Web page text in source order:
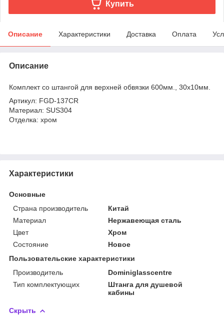
Купить
Описание Характеристики Доставка Оплата
Описание
Комплект со штангой для верхней обвязки 600мм., 30х10мм.
Артикул: FGD-137CR
Материал: SUS304
Отделка: хром
Характеристики
Основные
Страна производитель
Китай
Материал
Нержавеющая сталь
Цвет
Хром
Состояние
Новое
Пользовательские характеристики
Производитель
Dominiglasscentre
Тип комплектующих
Штанга для душевой
кабины
Скрыть